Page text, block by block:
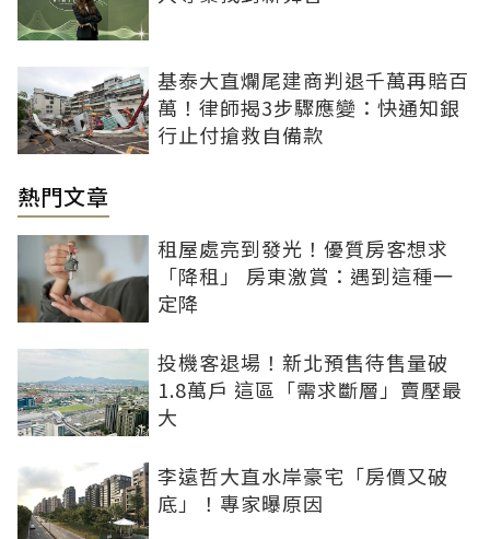
基泰大直爛尾建商判退千萬再賠百
萬！律師揭3步驟應變：快通知銀
行止付搶救自備款
熱門文章
租屋處亮到發光！優質房客想求
「降租」 房東激賞：遇到這種一
定降
投機客退場！新北預售待售量破
1.8萬戶 這區「需求斷層」賣壓最
大
李遠哲大直水岸豪宅「房價又破
底」！專家曝原因